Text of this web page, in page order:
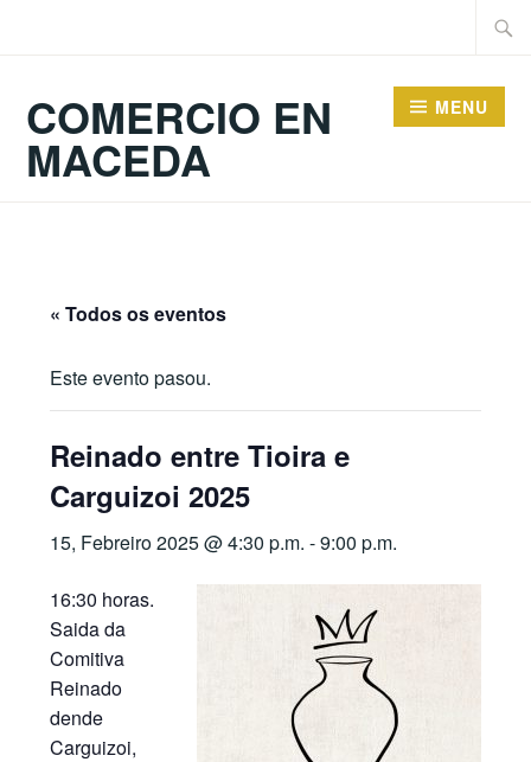
COMERCIO EN
MACEDA
MENU
« Todos os eventos
Este evento pasou.
Reinado entre Tioira e
Carguizoi 2025
15, Febreiro 2025 @ 4:30 p.m. -9:00 p.m.
16:30 horas.
Saida da
Comitiva
Reinado
dende
Carguizoi,